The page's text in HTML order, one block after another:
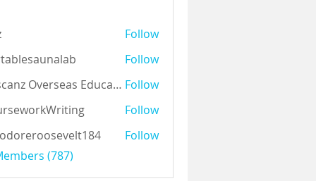
Follow
Follow
Auscanz Overseas Education Pvt Ltd Follow
Follow
Follow
(787)